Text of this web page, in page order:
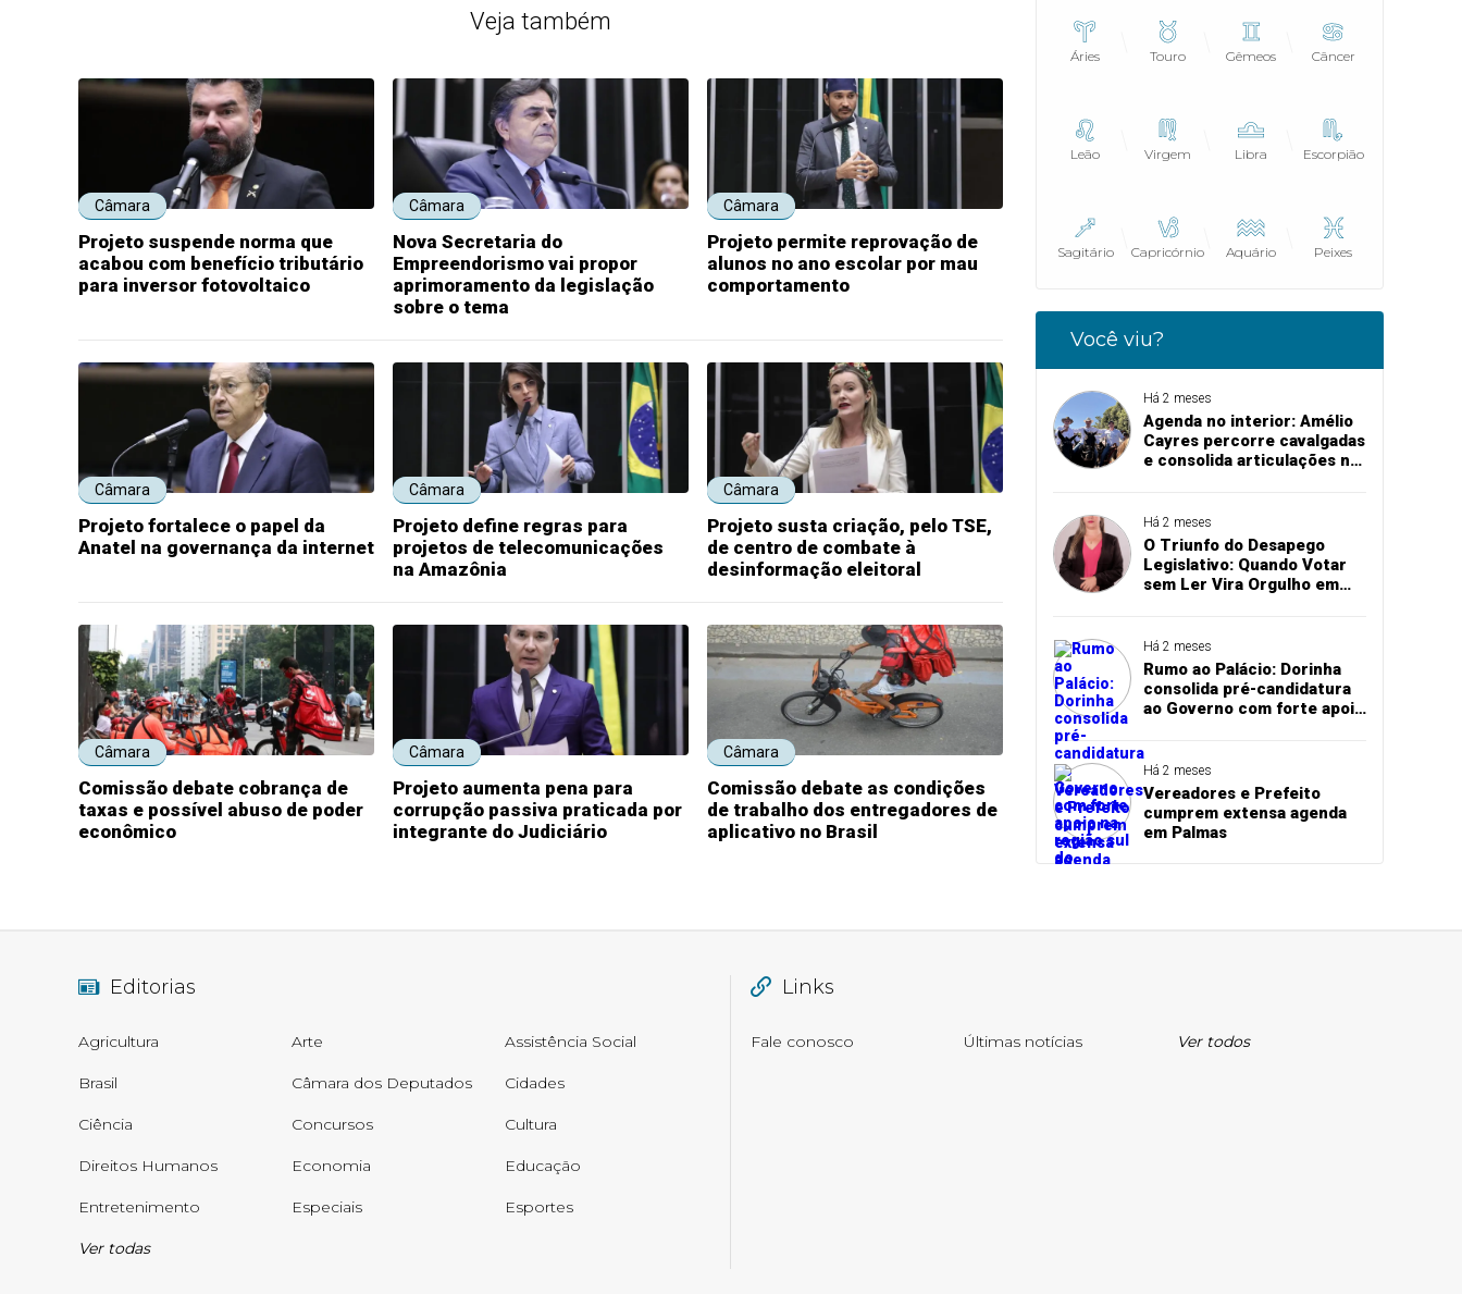
Veja também
Câmara
Projeto suspende norma que
acabou com benefício tributário
para inversor fotovoltaico
Câmara
Nova Secretaria do
Empreendorismo vai propor
aprimoramento da legislação
sobre o tema
Câmara
Projeto permite reprovação de
alunos no ano escolar por mau
comportamento
Câmara
Projeto fortalece o papel da
Anatel na governança da internet
Câmara
Projeto define regras para
projetos de telecomunicações
na Amazônia
Câmara
Projeto susta criação, pelo TSE,
de centro de combate à
desinformação eleitoral
Câmara
Comissão debate cobrança de
taxas e possível abuso de poder
econômico
Câmara
Projeto aumenta pena para
corrupção passiva praticada por
integrante do Judiciário
Câmara
Comissão debate as condições
de trabalho dos entregadores de
aplicativo no Brasil
Áries Touro Gêmeos Câncer
Leão Virgem Libra Escorpião
Sagitário Capricórnio Aquário Peixes
Você viu?
Há 2 meses
Agenda no interior: Amélio
Cayres percorre cavalgadas
e consolida articulações na
Há 2 meses
O Triunfo do Desapego
Legislativo: Quando Votar
sem Ler Vira Orgulho em
Há 2 meses
Rumo ao Palácio: Dorinha
consolida pré-candidatura
ao Governo com forte apoio
Há 2 meses
Vereadores e Prefeito
cumprem extensa agenda
em Palmas
Editorias
Agricultura Arte Assistência Social
Brasil Câmara dos Deputados Cidades
Ciência Concursos Cultura
Direitos Humanos Economia Educação
Entretenimento Especiais Esportes
Ver todas
Links
Fale conosco Últimas notícias Ver todos